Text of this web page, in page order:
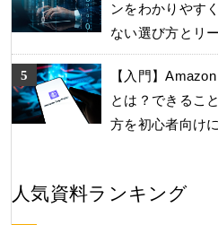
ンをわかりやす
ない選び方とリ
【入門】
とは？できるこ
方を初心者向け
人気資料ランキング